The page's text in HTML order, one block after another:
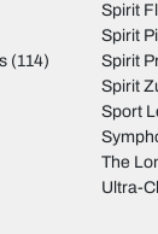
(114)
Spirit
Spirit
Spirit
Spirit
Sport
The
Ultra-